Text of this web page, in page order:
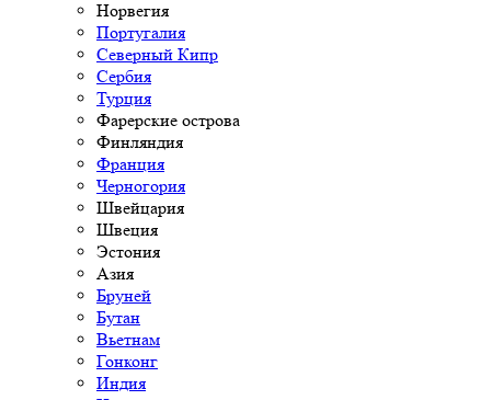
Норвегия
Португалия
Северный Кипр
Сербия
Турция
Фарерские острова
Финляндия
Франция
Черногория
Швейцария
Швеция
Эстония
Азия
Бруней
Бутан
Вьетнам
Гонконг
Индия